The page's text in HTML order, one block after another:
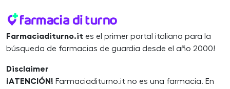
Farmaciaditurno.it es el primer portal italiano para la
búsqueda de farmacias de guardia desde el año 2000!
Disclaimer
¡ATENCIÓN! Farmaciaditurno.it no es una farmacia. En